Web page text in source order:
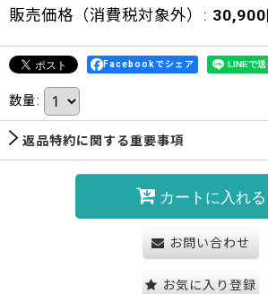
販売価格（消費税対象外） : 30,900
Facebookでシェア
数量:
返品特約に関する重要事項
カートに入れる
お問い合わせ
お気に入り登録